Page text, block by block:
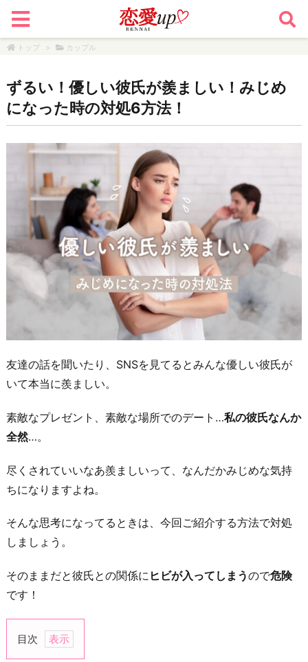
トップ > カップル
ずるい！優しい彼氏が羨ましい！みじめ
になった時の対処6方法！
友達の話を聞いたり、SNSを見てるとみんな優しい彼氏が
いて本当に羨ましい。
素敵なプレゼント、素敵な場所でのデート…私の彼氏なんか
全然…。
尽くされていいなあ羨ましいって、なんだかみじめな気持
ちになりますよね。
そんな思考になってるときは、今回ご紹介する方法で対処
しましょう。
そのままだと彼氏との関係に ヒビが入ってしまうので危険
です！
目次
1.